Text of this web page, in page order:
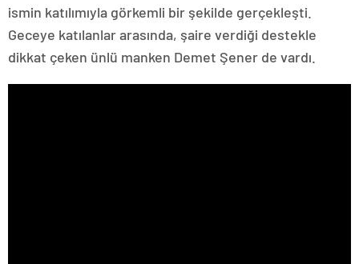
ismin katılımıyla görkemli bir şekilde gerçekleşti.
Geceye katılanlar arasında, şaire verdiği destekle
dikkat çeken ünlü manken Demet Şener de vardı.